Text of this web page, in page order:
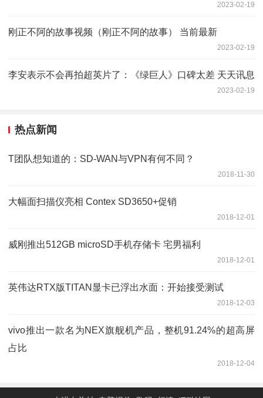
2023-02-19
刚正不阿的故事视频（刚正不阿的故事） 当前最新
2023-02-19
李安表示不会再拍超英片了：《绿巨人》口碑太差 天天讯息
2023-02-19
热点新闻
T团队想知道的：SD-WAN与VPN有何不同？
2018-11-30
大幅面扫描仪亮相 Contex SD3650+促销
2018-12-01
威刚推出512GB microSD手机存储卡 宅男福利
2018-12-01
英伟达RTX版TITAN显卡已浮出水面：开始接受测试
2018-12-03
vivo推出一款名为NEX旗舰机产品，整机91.24%的超高屏
占比
2018-12-04